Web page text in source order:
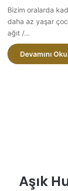
Bizim oralarda
daha az yaşar
ağıt /…
Devamını
Aşık